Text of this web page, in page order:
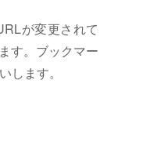
が変更されて
す。ブックマー
します。